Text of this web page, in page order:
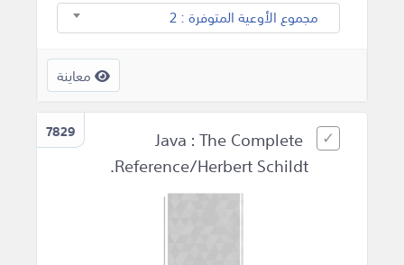
مجموع الأوعية المتوفرة : 2
معاينة
7829
Java : The Complete
Reference/Herbert Schildt.